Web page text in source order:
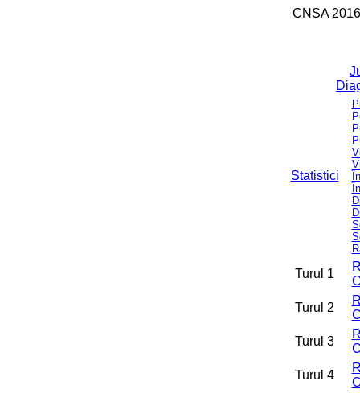
CNSA
Statistici
Turul 1
Turul 2
Turul 3
Turul 4